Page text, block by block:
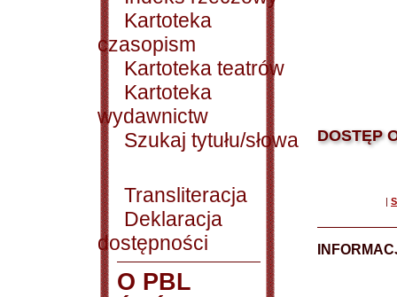
Kartoteka
czasopism
Kartoteka teatrów
Kartoteka
wydawnictw
Szukaj tytułu/słowa
Transliteracja
Deklaracja
dostępności
O PBL
DOSTĘP
|